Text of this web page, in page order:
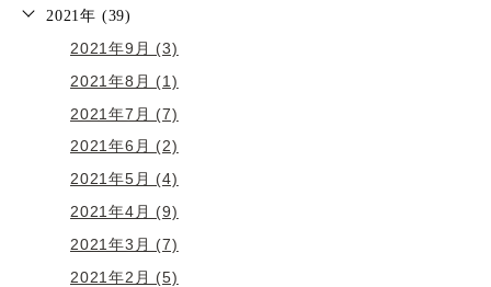
2021年 (39)
2021年9月 (3)
2021年8月 (1)
2021年7月 (7)
2021年6月 (2)
2021年5月 (4)
2021年4月 (9)
2021年3月 (7)
2021年2月 (5)